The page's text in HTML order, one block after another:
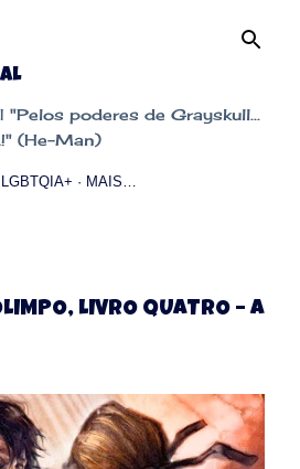
"Pelos poderes de Grayskull...
(He-Man)
MAIS…
LIVRO QUATRO – A